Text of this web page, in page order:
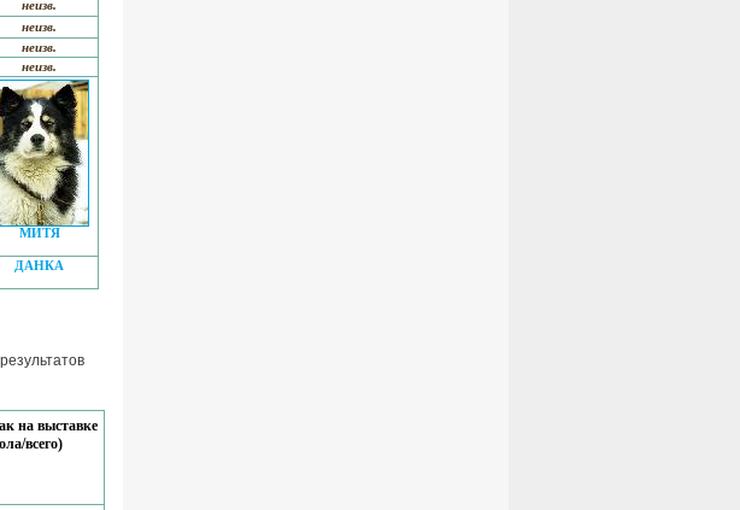
неизв.
неизв.
неизв.
неизв.
МИТЯ
ДАНКА
на выставке
всего)